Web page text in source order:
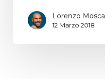
Lorenzo Mosca
12 Marzo 2018